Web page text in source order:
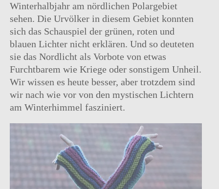
Winterhalbjahr am nördlichen Polargebiet
sehen. Die Urvölker in diesem Gebiet konnten
sich das Schauspiel der grünen, roten und
blauen Lichter nicht erklären. Und so deuteten
sie das Nordlicht als Vorbote von etwas
Furchtbarem wie Kriege oder sonstigem Unheil.
Wir wissen es heute besser, aber trotzdem sind
wir nach wie vor von den mystischen Lichtern
am Winterhimmel fasziniert.